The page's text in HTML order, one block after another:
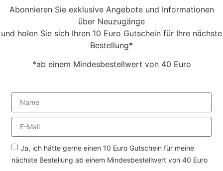
Abonnieren Sie exklusive Angebote und Informationen
über Neuzugänge
und holen Sie sich Ihren 10 Euro Gutschein für Ihre nächste
Bestellung*
*ab einem Mindesbestellwert von 40 Euro
Ja, ich hätte gerne einen 10 Euro Gutschein für meine
nächste Bestellung ab einem Mindesbestellwert von 40 Euro